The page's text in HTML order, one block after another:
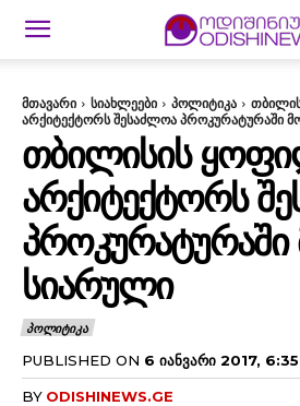
მთავარი სიახლეები პოლიტიკა
არქიტექტორს შესაძლოა პროკურატურაში
ᲗᲑᲘᲚᲘᲡᲘᲡ
ᲐᲠᲥᲘᲢᲔᲥᲢᲝᲠᲡ
ᲞᲠᲝᲙᲣᲠᲐᲢᲣᲠᲐᲨᲘ
ᲡᲘᲐᲠᲣᲚᲘ
ᲞᲝᲚᲘᲢᲘᲙᲐ
PUBLISHED ON 6 ᲘᲐᲜᲕᲐᲠᲘ 2017, 6:35
BY ODISHINEWS.GE